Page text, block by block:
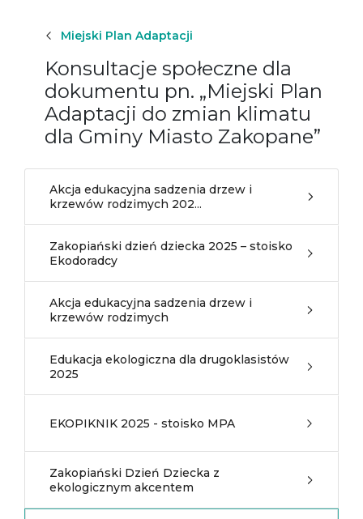
Miejski Plan Adaptacji
Konsultacje społeczne dla
dokumentu pn. „Miejski Plan
Adaptacji do zmian klimatu
dla Gminy Miasto Zakopane”
Akcja edukacyjna sadzenia drzew i
krzewów rodzimych 202...
Zakopiański dzień dziecka 2025 – stoisko
Ekodoradcy
Akcja edukacyjna sadzenia drzew i
krzewów rodzimych
Edukacja ekologiczna dla drugoklasistów
2025
EKOPIKNIK 2025 - stoisko MPA
Zakopiański Dzień Dziecka z
ekologicznym akcentem